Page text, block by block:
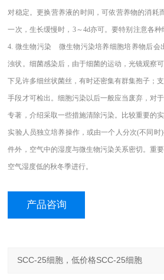
对稳定。更换营养液的时间，可依营养物的消耗
一次，生长缓慢时，3～4d亦可。要特别注意各种
4. 微生物污染 微生物污染培养细胞培养物后会
浊状。细菌感染后，由于细菌的运动，光镜观察
下见许多细丝状菌丝，有时还密集有群集孢子；
手段才可检出。细胞污染以后一般应当废弃，对
专著，介绍采取一些措施清除污染。比较重要的
实验人员独立培养操作，或由一个人分次(不同
件外，空气中的湿度与微生物污染关系密切。重
空气湿度低的秋冬季进行。
产品咨询